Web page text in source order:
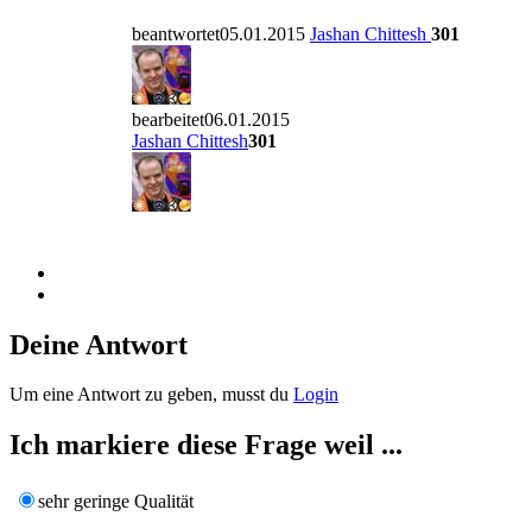
beantwortet05.01.2015 Jashan Chittesh 301
bearbeitet06.01.2015
Jashan Chittesh301
Deine Antwort
Um eine Antwort zu geben, musst du Login
Ich markiere diese Frage weil ...
sehr geringe Qualität